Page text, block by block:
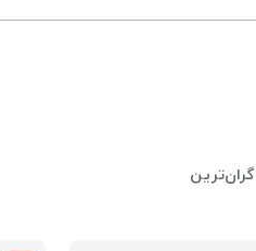
گران‌ترین